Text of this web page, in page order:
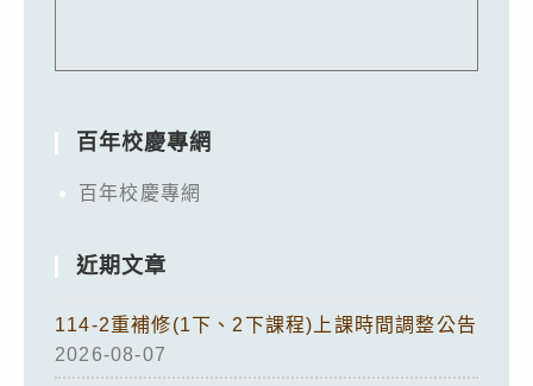
百年校慶專網
百年校慶專網
近期文章
114-2重補修(1下、2下課程)上課時間調整公告
2026-08-07